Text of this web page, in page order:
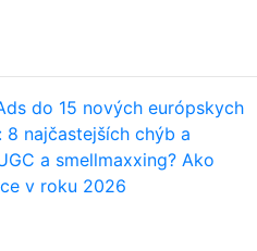
do 15 nových európskych
najčastejších chýb a
a smellmaxxing? Ako
v roku 2026